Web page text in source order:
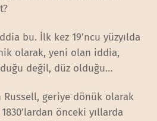
bu. İlk kez 19’ncu yüzyılda
olarak, yeni olan iddia,
değil, düz olduğu…
Russell, geriye dönük olarak
önceki yıllarda